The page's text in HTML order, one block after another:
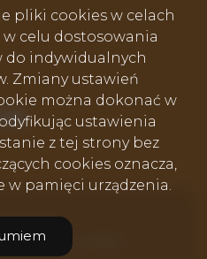
Facebook
© 2026
Galactica Virgo
pliki cookies w celach
w celu dostosowania
do indywidualnych
Zmiany ustawień
można dokonać w
ustawienia
z tej strony bez
cookies oznacza,
w pamięci urządzenia.